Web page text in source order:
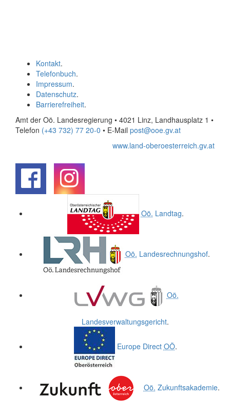
Kontakt.
Telefonbuch.
Impressum.
Datenschutz.
Barrierefreiheit.
Amt der Oö. Landesregierung • 4021 Linz, Landhausplatz 1 •
Telefon (+43 732) 77 20-0 • E-Mail post@ooe.gv.at
www.land-oberoesterreich.gv.at
Oö. Landtag.
Oö. Landesrechnungshof.
Oö.
Landesverwaltungsgericht.
Europe Direct OÖ.
Oö. Zukunftsakademie.